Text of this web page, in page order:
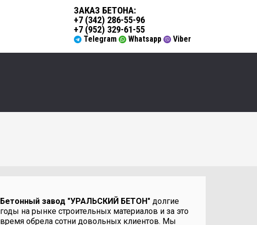
ЗАКАЗ БЕТОНА:
+7 (342) 286-55-96
+7 (952) 329-61-55
Telegram Whatsapp Viber
Бетонный завод "УРАЛЬСКИЙ БЕТОН" долгие
годы на рынке строительных материалов и за это
время обрела сотни довольных клиентов. Мы